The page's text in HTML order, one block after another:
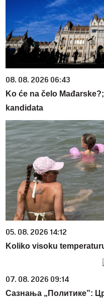
08. 08. 2026 06:43
Ko će na čelo
kandidata
05. 08. 2026 14:12
Koliko visoku
07. 08. 2026 09:14
Сазнања „Политике”: